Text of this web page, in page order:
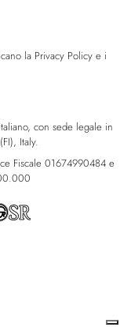
la Privacy Policy e i
con sede legale in
Italy.
Fiscale 01674990484 e